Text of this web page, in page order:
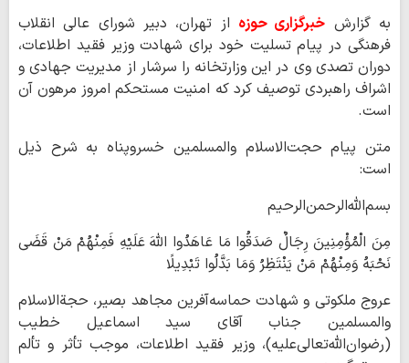
به گزارش خبرگزاری حوزه از تهران، دبیر شورای عالی انقلاب
فرهنگی در پیام تسلیت خود برای شهادت وزیر فقید اطلاعات،
دوران تصدی وی در این وزارتخانه را سرشار از مدیریت جهادی و
اشراف راهبردی توصیف کرد که امنیت مستحکم امروز مرهون آن
است.
متن پیام حجت‌الاسلام والمسلمین خسروپناه به شرح ذیل
است:
بسم‌الله‌الرحمن‌الرحیم
مِنَ الْمُؤْمِنِینَ رِجَالٌ صَدَقُوا مَا عَاهَدُوا اللَّهَ عَلَیْهِ فَمِنْهُمْ مَنْ قَضَی
نَحْبَهُ وَمِنْهُمْ مَنْ یَنْتَظِرُ وَمَا بَدَّلُوا تَبْدِیلًا
عروج ملکوتی و شهادت حماسه‌آفرین مجاهد بصیر، حجةالاسلام
والمسلمین جناب آقای سید اسماعیل خطیب
(رضوان‌الله‌تعالی‌علیه)، وزیر فقید اطلاعات، موجب تأثر و تألم